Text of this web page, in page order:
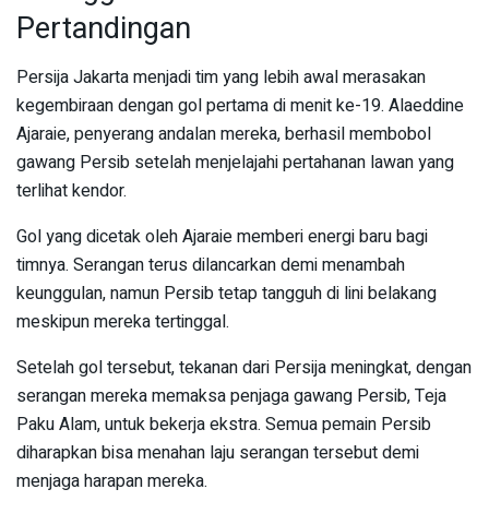
Pertandingan
Persija Jakarta menjadi tim yang lebih awal merasakan
kegembiraan dengan gol pertama di menit ke-19. Alaeddine
Ajaraie, penyerang andalan mereka, berhasil membobol
gawang Persib setelah menjelajahi pertahanan lawan yang
terlihat kendor.
Gol yang dicetak oleh Ajaraie memberi energi baru bagi
timnya. Serangan terus dilancarkan demi menambah
keunggulan, namun Persib tetap tangguh di lini belakang
meskipun mereka tertinggal.
Setelah gol tersebut, tekanan dari Persija meningkat, dengan
serangan mereka memaksa penjaga gawang Persib, Teja
Paku Alam, untuk bekerja ekstra. Semua pemain Persib
diharapkan bisa menahan laju serangan tersebut demi
menjaga harapan mereka.